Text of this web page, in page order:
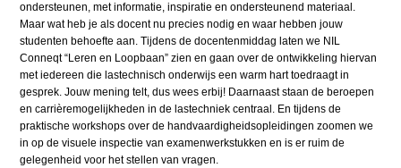
ondersteunen, met informatie, inspiratie en ondersteunend materiaal.
Maar wat heb je als docent nu precies nodig en waar hebben jouw
studenten behoefte aan. Tijdens de docentenmiddag laten we NIL
Conneqt “Leren en Loopbaan” zien en gaan over de ontwikkeling hiervan
met iedereen die lastechnisch onderwijs een warm hart toedraagt in
gesprek. Jouw mening telt, dus wees erbij! Daarnaast staan de beroepen
en carrièremogelijkheden in de lastechniek centraal. En tijdens de
praktische workshops over de handvaardigheidsopleidingen zoomen we
in op de visuele inspectie van examenwerkstukken en is er ruim de
gelegenheid voor het stellen van vragen.